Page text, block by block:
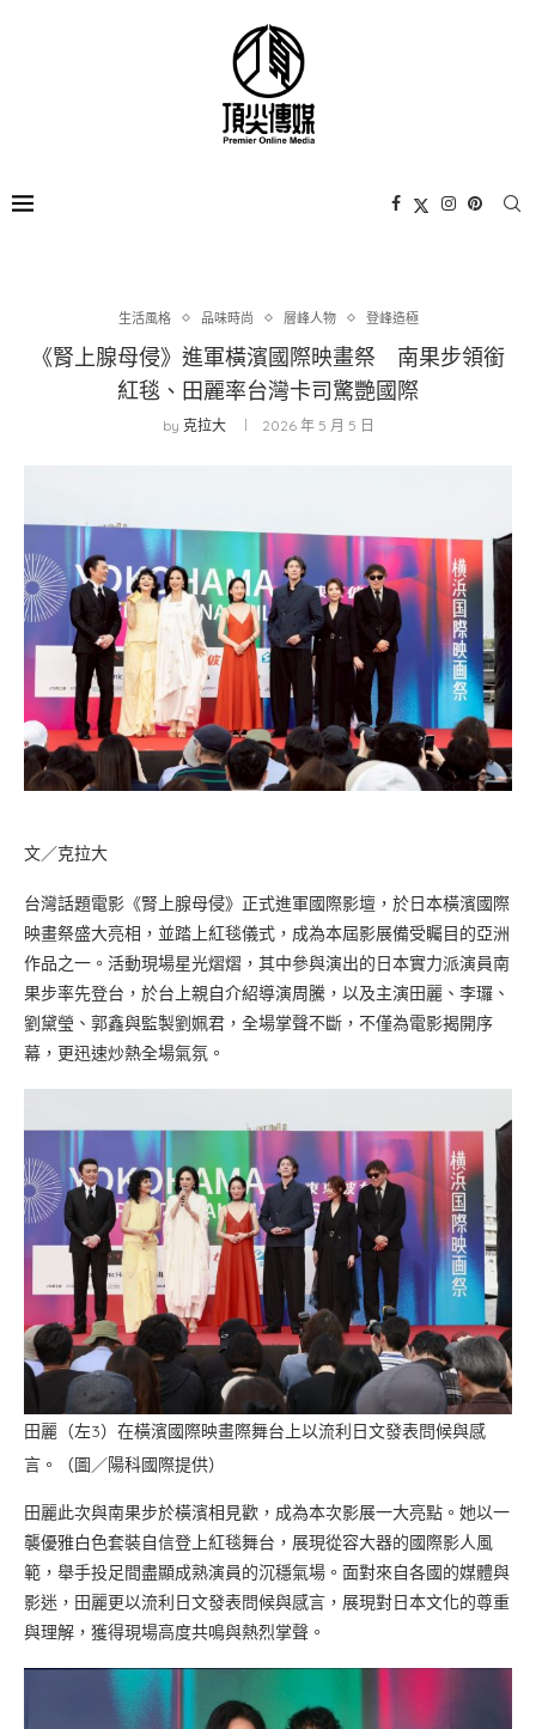
生活風格 品味時尚 層峰⼈物 登峰造極
《腎上腺母侵》進軍橫濱國際映畫祭 南果步領銜
紅毯、田麗率台灣卡司驚艷國際
by 克拉大 2026 年 5 月 5 日
文／克拉大
台灣話題電影《腎上腺母侵》正式進軍國際影壇，於日本橫濱國際
映畫祭盛大亮相，並踏上紅毯儀式，成為本屆影展備受矚目的亞洲
作品之一。活動現場星光熠熠，其中參與演出的日本實力派演員南
果步率先登台，於台上親自介紹導演周騰，以及主演田麗、李㼈、
劉黛瑩、郭鑫與監製劉姵君，全場掌聲不斷，不僅為電影揭開序
幕，更迅速炒熱全場氣氛。
田麗（左3）在橫濱國際映畫際舞台上以流利日文發表問候與感
言。（圖／陽科國際提供）
田麗此次與南果步於橫濱相見歡，成為本次影展一大亮點。她以一
襲優雅白色套裝自信登上紅毯舞台，展現從容大器的國際影人風
範，舉手投足間盡顯成熟演員的沉穩氣場。面對來自各國的媒體與
影迷，田麗更以流利日文發表問候與感言，展現對日本文化的尊重
與理解，獲得現場高度共鳴與熱烈掌聲。